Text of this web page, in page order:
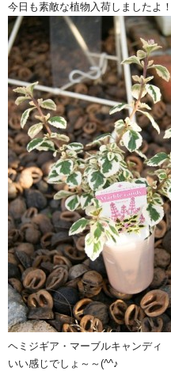
今日も素敵な植物入荷しましたよ！
ヘミジギア・マーブルキャンディ
いい感じでしょ～～(^^♪